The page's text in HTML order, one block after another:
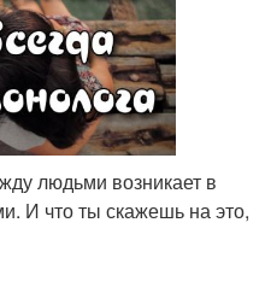
людьми возникает в
И что ты скажешь на это,